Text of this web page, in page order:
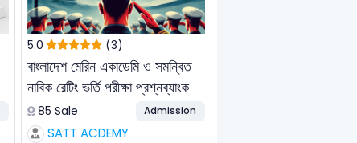
5.0 (3)
বাংলাদেশ মেরিন একাডেমি ও সমন্বিত
নাবিক রেটিং ভর্তি পরীক্ষা প্রশ্নব্যাংক
85 Sale Admission
SATT ACDEMY